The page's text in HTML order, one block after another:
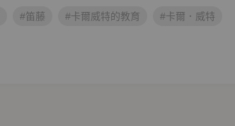
#笛藤 #卡爾威特的教育 #卡爾．威特